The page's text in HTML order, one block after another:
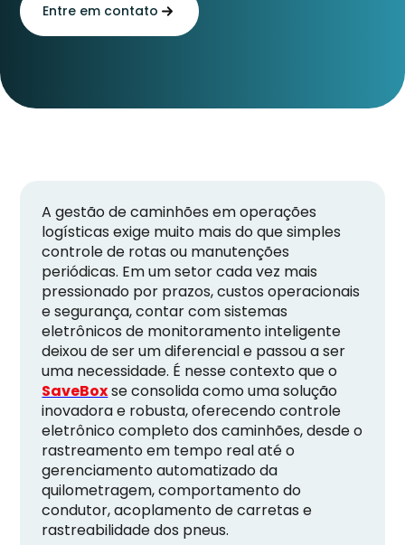
Entre em contato
A gestão de caminhões em operações
logísticas exige muito mais do que simples
controle de rotas ou manutenções
periódicas. Em um setor cada vez mais
pressionado por prazos, custos operacionais
e segurança, contar com sistemas
eletrônicos de monitoramento inteligente
deixou de ser um diferencial e passou a ser
uma necessidade. É nesse contexto que o
SaveBoxse consolida como uma solução
inovadora e robusta, oferecendo controle
eletrônico completo dos caminhões, desde o
rastreamento em tempo real até o
gerenciamento automatizado da
quilometragem, comportamento do
condutor, acoplamento de carretas e
rastreabilidade dos pneus.